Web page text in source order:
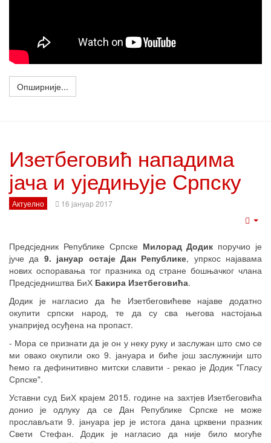
Опширније...
Изетбеговић нападима
јача и уједињује Српску
Актуелно 16 јануар 2017
Предсједник Републике Српске Милорад Додик поручио је
јуче да 9. јануар остаје Дан Републике, упркос најавама
нових оспоравања тог празника од стране бошњачког члана
Предсједништва БиХ Бакира Изетбеговића.
Додик је нагласио да ће Изетбеговићеве најаве додатно
окупити српски народ, те да су сва његова настојања
унапријед осуђена на пропаст.
- Мора се признати да је он у неку руку и заслужан што смо се
ми овако окупили око 9. јануара и биће још заслужнији што
ћемо га дефинитивно митски славити - рекао је Додик "Гласу
Српске".
Уставни суд БиХ крајем 2015. године на захтјев Изетбеговића
донио је одлуку да се Дан Републике Српске не може
прослављати 9. јануара јер је истога дана црквени празник
Свети Стефан. Додик је нагласио да није било могуће